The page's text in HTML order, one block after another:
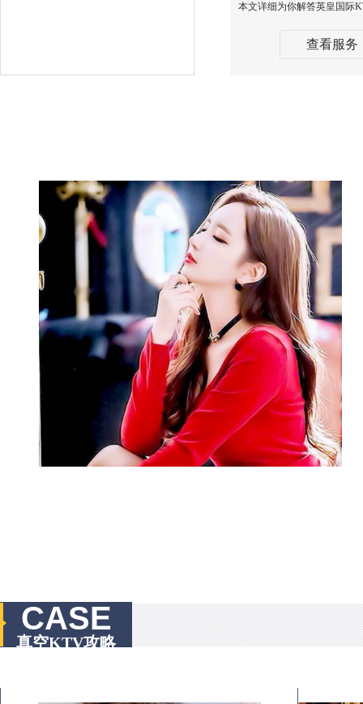
查看服务
CASE
真空KTV攻略